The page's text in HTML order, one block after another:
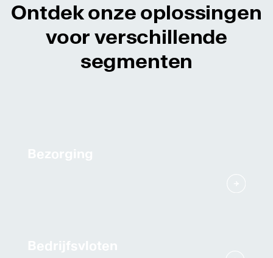
Ontdek onze oplossingen
voor verschillende
segmenten